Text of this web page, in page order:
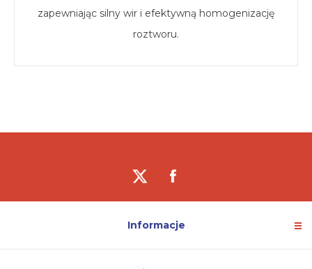
zapewniając silny wir i efektywną homogenizację
roztworu.
Informacje